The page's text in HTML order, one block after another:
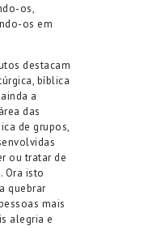
os,
os em
destacam
bíblica
a
das
de grupos,
ou tratar de
Ora isto
quebrar
mais
alegria e